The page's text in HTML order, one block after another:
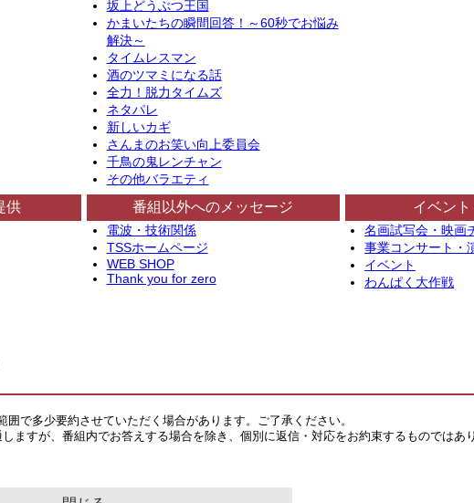
坂上どうぶつ王国
かまいたちの瞬間回答！～60秒でお悩み
解決～
タイムレスマン
酒のツマミになる話
全力！脱力タイムズ
ネタパレ
新しいカギ
さんまのお笑い向上委員会
千鳥の鬼レンチャン
その他バラエティ
供 番組以外へのメッセージ
電波・技術関係
TSSホームページ
WEB SHOP
Thank you for zero
イベン
名画試写会・映画
事業コンサート・
イベント
わんぱく大作戦
で多少要約させていただく場合があります。ご了承ください。
ますが、番組内でお答えする場合を除き、個別に返信・対応をお約束するものではあ